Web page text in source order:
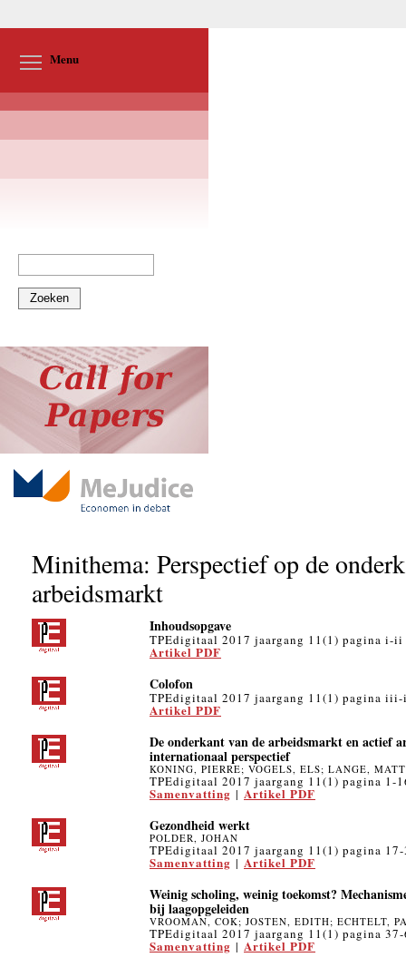
Menu
Zoeken
Minithema: Perspectief op de
arbeidsmarkt
Inhoudsopgave
TPEdigitaal 2017 jaargang 11(1) pagina i-ii
Artikel PDF
Colofon
TPEdigitaal 2017 jaargang 11(1) pagina
Artikel PDF
De onderkant van de arbeidsmarkt en actief
internationaal perspectief
KONING, PIERRE; VOGELS, ELS; LANGE,
TPEdigitaal 2017 jaargang 11(1) pagina 1-
Samenvatting | Artikel PDF
Gezondheid werkt
POLDER, JOHAN
TPEdigitaal 2017 jaargang 11(1) pagina
Samenvatting | Artikel PDF
Weinig scholing, weinig toekomst?
bij laagopgeleiden
VROOMAN, COK; JOSTEN, EDITH; ECHTELT,
TPEdigitaal 2017 jaargang 11(1) pagina
Samenvatting | Artikel PDF